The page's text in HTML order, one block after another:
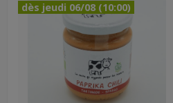
dès jeudi 06/08 (10:00)